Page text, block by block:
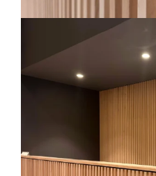
Arredo-contract